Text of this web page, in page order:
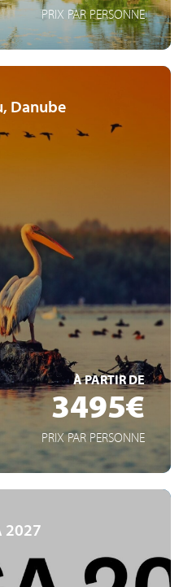
PRIX PAR PERSONNE
Danube
À PARTIR DE
3495€
PRIX PAR PERSONNE
intensive Reiseerlebnisse
ins Donaudelta
Zuschlag
+
2027